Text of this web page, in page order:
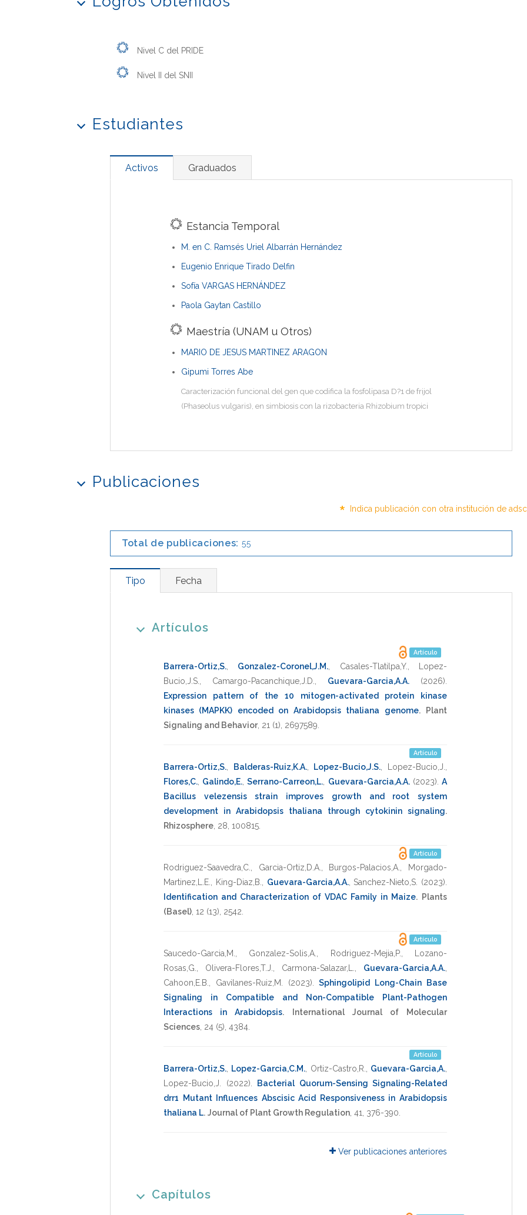
Nivel C del PRIDE
Nivel II del SNII
Estudiantes
Activos Graduados
Estancia Temporal
M. en C. Ramsés Uriel Albarrán Hernández
Eugenio Enrique Tirado Delfin
Sofía VARGAS HERNÁNDEZ
Paola Gaytan Castillo
Maestría (UNAM u Otros)
MARIO DE JESUS MARTINEZ ARAGON
Gipumi Torres Abe
Caracterización funcional del gen que codifica la fosfolipasa D?1 de frijol
(Phaseolus vulgaris), en simbiosis con la rizobacteria Rhizobium tropici
Publicaciones
* Indica publicación con otra institución de
Total de publicaciones: 55
Tipo Fecha
Artículos
Artículo
Barrera-Ortiz,S. Gonzalez-Coronel,J.M. Casales-Tlatilpa,Y.
Lopez-
Bucio,J.S.
Camargo-Pacanchique,J.D. Guevara-Garcia,A.A. (2026)
Expression pattern of the 10 mitogen-activated protein kinase
kinases (MAPKK) encoded on Arabidopsis thaliana genome.
Plant
Signaling and Behavior, 21 (1), 2697589
Artículo
Barrera-Ortiz,S. Balderas-Ruiz,K.A., Lopez-Bucio,J.S. Lopez-Bucio,J.
Flores,C. Galindo,E. ,Serrano-Carreon,L. Guevara-Garcia,A.A. (2023) .A
Bacillus velezensis strain improves growth and root system
development in Arabidopsis thaliana through cytokinin signaling.
Rhizosphere 28 100815
Artículo
Rodriguez-Saavedra,C. Garcia-Ortiz,D.A. Burgos-Palacios,A.
Morgado-
Martinez,L.E.
King-Diaz,B. Guevara-Garcia,A.A., Sanchez-Nieto,S. (2023)
Identification and Characterization of VDAC Family in Maize. Plants
(Basel) 12 (13), 2542
Artículo
Saucedo-Garcia,M. Gonzalez-Solis,A. Rodriguez-Mejia,P.
Lozano-
Rosas,G.
Olivera-Flores,T.J. Carmona-Salazar,L. Guevara-Garcia,A.A.
Cahoon,E.B.
Gavilanes-Ruiz,M. (2023) .Sphingolipid Long-Chain Base
Signaling in Compatible and Non-Compatible Plant-Pathogen
Interactions in Arabidopsis.
International Journal of Molecular
Sciences 24 (5), 4384
Artículo
Barrera-Ortiz,S. Lopez-Garcia,C.M. Ortiz-Castro,R. Guevara-Garcia,A.
Lopez-Bucio,J.
(2022)
Bacterial Quorum-Sensing Signaling-Related
drr1 Mutant Influences Abscisic Acid Responsiveness in Arabidopsis
thaliana L. Journal of Plant Growth Regulation 41 376-390
Ver publicaciones anteriores
Capítulos